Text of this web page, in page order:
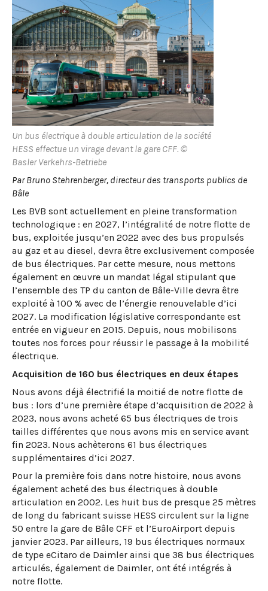
Un bus électrique à double articulation de la société
HESS effectue un virage devant la gare CFF. ©
Basler Verkehrs-Betriebe
Par Bruno Stehrenberger, directeur des transports publics de
Bâle
Les BVB sont actuellement en pleine transformation
technologique : en 2027, l’intégralité de notre flotte de
bus, exploitée jusqu’en 2022 avec des bus propulsés
au gaz et au diesel, devra être exclusivement composée
de bus électriques. Par cette mesure, nous mettons
également en œuvre un mandat légal stipulant que
l’ensemble des TP du canton de Bâle-Ville devra être
exploité à 100 % avec de l’énergie renouvelable d’ici
2027. La modification législative correspondante est
entrée en vigueur en 2015. Depuis, nous mobilisons
toutes nos forces pour réussir le passage à la mobilité
électrique.
Acquisition de 160 bus électriques en deux étapes
Nous avons déjà électrifié la moitié de notre flotte de
bus : lors d’une première étape d’acquisition de 2022 à
2023, nous avons acheté 65 bus électriques de trois
tailles différentes que nous avons mis en service avant
fin 2023. Nous achèterons 61 bus électriques
supplémentaires d’ici 2027.
Pour la première fois dans notre histoire, nous avons
également acheté des bus électriques à double
articulation en 2002. Les huit bus de presque 25 mètres
de long du fabricant suisse HESS circulent sur la ligne
50 entre la gare de Bâle CFF et l’EuroAirport depuis
janvier 2023. Par ailleurs, 19 bus électriques normaux
de type eCitaro de Daimler ainsi que 38 bus électriques
articulés, également de Daimler, ont été intégrés à
notre flotte.